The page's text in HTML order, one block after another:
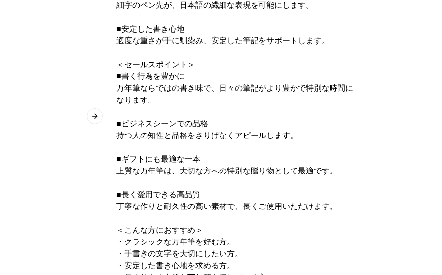
Next slide
細字のペン先が、日本語の繊細な表現を可能にします。
■安定した書き心地
適度な重さが手に馴染み、安定した筆記をサポートします。
＜セールスポイント＞
■書く行為を豊かに
万年筆ならではの書き味で、日々の筆記がより豊かで特別な時間に
なります。
■ビジネスシーンでの品格
持つ人の知性と品格をさりげなくアピールします。
■ギフトにも最適な一本
上質な万年筆は、大切な方への特別な贈り物として最適です。
■長く愛用できる高品質
丁寧な作りと耐久性の高い素材で、長くご使用いただけます。
＜こんな方におすすめ＞
・クラシックな万年筆を好む方。
・手書きの文字を大切にしたい方。
・安定した書き心地を求める方。